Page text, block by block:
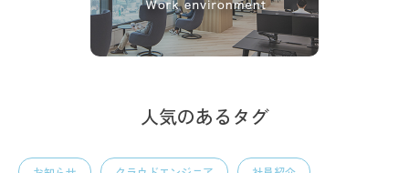
人気のあるタグ